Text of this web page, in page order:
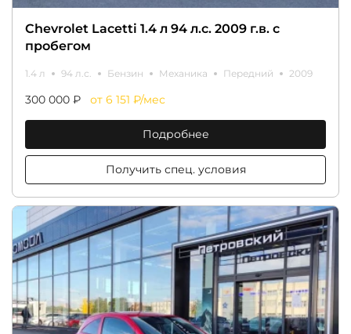
Chevrolet Lacetti 1.4 л 94 л.с. 2009 г.в. с
пробегом
1.4 л 94 л.с. Бензин Механика Передний 2009
300 000 ₽ от 6 151 ₽/мес
Подробнее
Получить спец. условия